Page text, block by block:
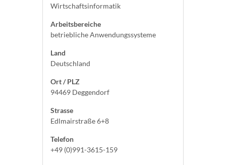
Wirtschaftsinformatik
Arbeitsbereiche
betriebliche Anwendungssysteme
Land
Deutschland
Ort / PLZ
94469 Deggendorf
Strasse
Edlmairstraße 6+8
Telefon
+49 (0)991-3615-159